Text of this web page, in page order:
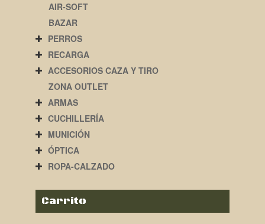
AIR-SOFT
BAZAR
PERROS
RECARGA
ACCESORIOS CAZA Y TIRO
ZONA OUTLET
ARMAS
CUCHILLERÍA
MUNICIÓN
ÓPTICA
ROPA-CALZADO
Carrito